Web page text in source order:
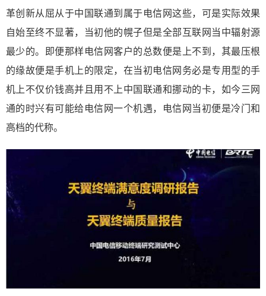
革创新从屈从于中国联通到属于电信网这些，可是实际效果
自始至终不显著，当初他的幌子但是全部互联网当中辐射源
最少的。即便那样电信网客户的总数便是上不到，其最压根
的缘故便是手机上的限定，在当初电信网务必是专用型的手
机上不仅价钱高并且用不上中国联通和挪动的卡，如今三网
通的时兴有可能给电信网一个机遇，电信网当初便是冷门和
高档的代称。